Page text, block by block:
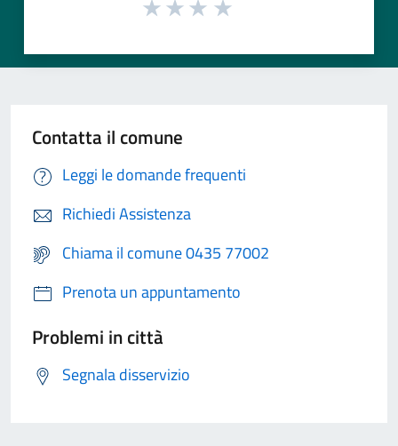
Contatta il comune
Leggi le domande frequenti
Richiedi Assistenza
Chiama il comune 0435 77002
Prenota un appuntamento
Problemi in città
Segnala disservizio